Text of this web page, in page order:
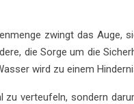
zwingt das Auge,
die Sorge um die
wird zu einem
verteufeln, sondern